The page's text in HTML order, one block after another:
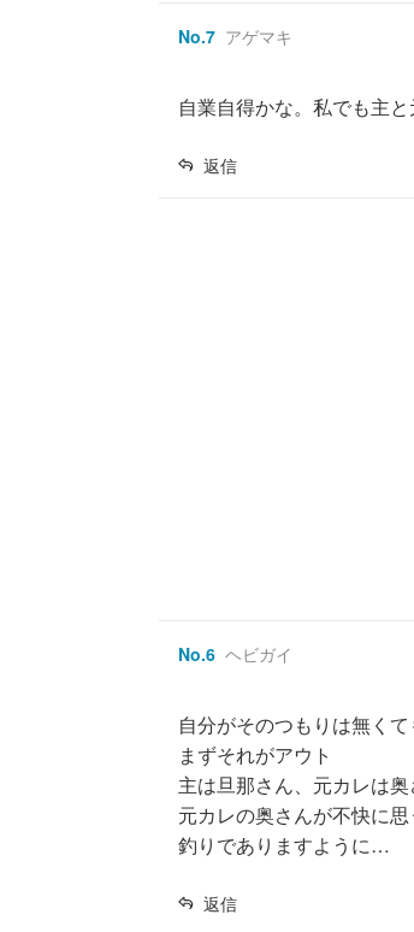
No.7 アゲマキ
自業自得かな。私でも主
返信
No.6 ヘビガイ
自分がそのつもりは無く
まずそれがアウト
主は旦那さん、元カレは
元カレの奥さんが不快に
釣りでありますように…
返信